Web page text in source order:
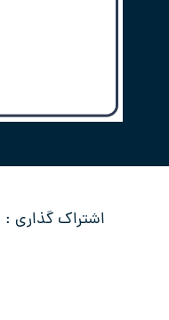
اشتراک گذاری :